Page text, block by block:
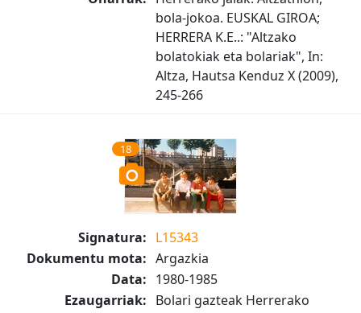
bola-jokoa. EUSKAL GIROA;
HERRERA K.E..: "Altzako
bolatokiak eta bolariak", In:
Altza, Hautsa Kenduz X (2009),
245-266
18
Signatura: L15343
Dokumentu mota: Argazkia
Data: 1980-1985
Ezaugarriak: Bolari gazteak Herrerako